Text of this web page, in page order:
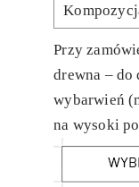
Przy
drewna –
wybarwień
na wysoki